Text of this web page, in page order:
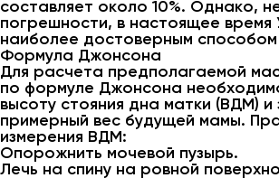
составляет около 10%. Однако,
погрешности, в настоящее время
наиболее достоверным способом
Формула Джонсона
Для расчета предполагаемой
по формуле Джонсона
высоту стояния дна матки (ВДМ) и
примерный вес будущей мамы.
измерения ВДМ:
Опорожнить мочевой пузырь.
Лечь на спину на ровной